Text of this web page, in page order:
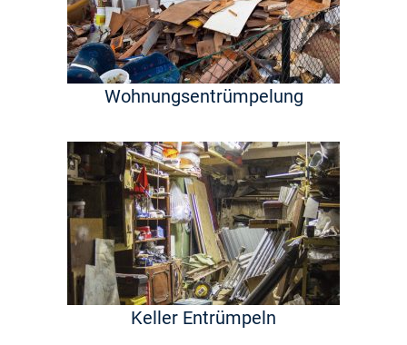
Wohnungsentrümpelung
Keller Entrümpeln